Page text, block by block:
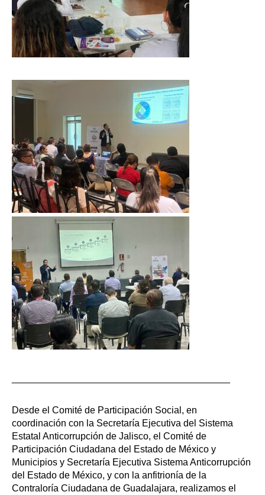
Desde el Comité de Participación Social, en
coordinación con la Secretaría Ejecutiva del Sistema
Estatal Anticorrupción de Jalisco, el Comité de
Participación Ciudadana del Estado de México y
Municipios y Secretaría Ejecutiva Sistema Anticorrupción
del Estado de México, y con la anfitrionía de la
Contraloría Ciudadana de Guadalajara, realizamos el